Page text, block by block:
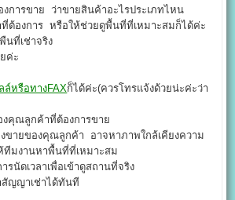
การขาย ว่าขายสินค้าอะไรประเภทไหน
ต้องการ หรือให้ช่วยดูพื้นที่ที่เหมาะสมก็ได้ค่ะ
ที่เช่าจริง
ค่ะ
ล์หรือทางFAXก็ได้ค่ะ(ควรโทรแจ้งด้วยน่ะค่ะว่า
คุณลูกค้าที่ต้องการขาย
ขายของคุณลูกค้า อาจหาภาพใกล้เคียงความ
ทีมงานหาพื้นที่ที่เหมาะสม
นัดเวลาเพื่อเข้าดูสถานที่จริง
ญญาเช่าได้ทันที